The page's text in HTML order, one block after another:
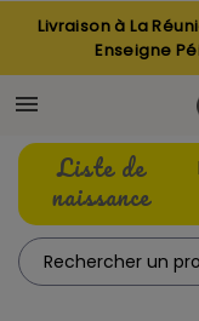
Livraison à La
Enseigne

Liste de
naissance